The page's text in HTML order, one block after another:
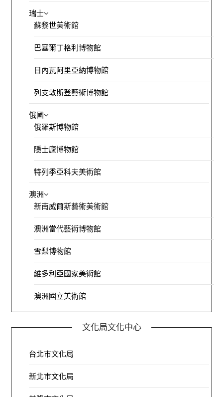
瑞士
蘇黎世美術館
巴塞爾丁格利博物館
日內瓦阿里亞納博物館
列支敦斯登藝術博物館
俄國
俄羅斯博物館
隱士廬博物館
特列季亞科夫美術館
澳洲
新南威爾斯藝術美術館
澳洲當代藝術博物館
雪梨博物館
維多利亞國家美術館
澳洲國立美術館
文化局文化中心
台北市文化局
新北市文化局